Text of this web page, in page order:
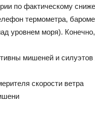
по фактическому
термометра,
уровнем моря).
мишеней и
скорости ветра